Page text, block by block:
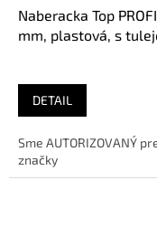
Naberacka Top
mm, plastová, s
DETAIL
Sme AUTORIZOVANÝ
značky